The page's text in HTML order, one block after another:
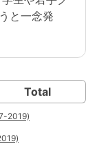
と一念発
Total